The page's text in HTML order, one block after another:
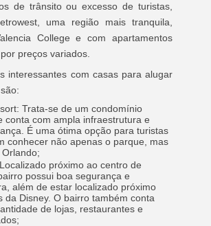
de trânsito ou excesso de turistas,
uma região mais tranquila,
College e com apartamentos
preços variados.
interessantes com casas para alugar
Trata-se de um condomínio
conta com ampla infraestrutura e
É uma ótima opção para turistas
conhecer não apenas o parque, mas
próximo ao centro de
possui boa segurança e
além de estar localizado próximo
da Disney. O bairro também conta
de lojas, restaurantes e